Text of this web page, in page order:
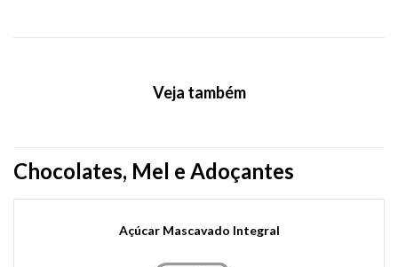
Veja também
Chocolates, Mel e Adoçantes
Açúcar Mascavado Integral